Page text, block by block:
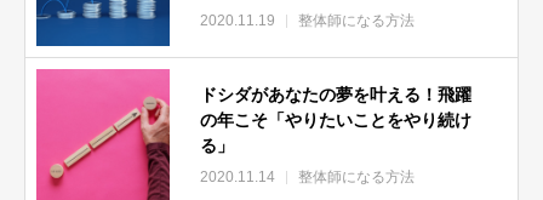
イント[/st-minihukidashi]
[st-cmemo fontawesome="fa-hand-o-right"
iconcolor="#3F51B5" bgcolor="#E8EAF6" color="#000000"
iconsize="200"]
目標となる先生に直接会いに行く
2020.11.19 整体師になる方法
ドシダがあなたの夢を叶える！飛躍
の年こそ「やりたいことをやり続け
る」
2020.11.14 整体師になる方法